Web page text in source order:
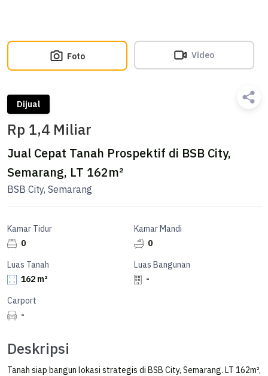
Foto Video
Dijual
Rp 1,4 Miliar
Jual Cepat Tanah Prospektif di BSB City,
Semarang, LT 162m²
BSB City, Semarang
Kamar Tidur
0
Kamar Mandi
0
Luas Tanah
162 m²
Luas Bangunan
-
Carport
-
Deskripsi
Tanah siap bangun lokasi strategis di BSB City, Semarang. LT 162m²,